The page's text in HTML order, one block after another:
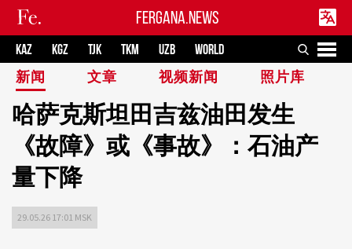
FERGANA.NEWS
KAZ KGZ TJK TKM UZB
WORLD
新闻
文章 视频新闻 照片库
哈萨克斯坦田吉兹油田发生
《故障》或《事故》：石油产
量下降
29.05.26 17:01 MSK